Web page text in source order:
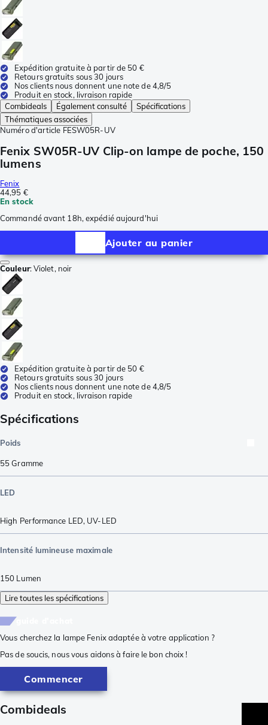
Expédition gratuite à partir de 50 €
Retours gratuits sous 30 jours
Nos clients nous donnent une note de 4,8/5
Produit en stock, livraison rapide
Combideals
Également consulté
Spécifications
Thématiques associées
Numéro d'article FESW05R-UV
Fenix SW05R-UV Clip-on lampe de poche, 150
lumens
Fenix
44,95 €
En stock
Commandé avant 18h, expédié aujourd'hui
Ajouter au panier
Couleur:Violet, noir
Expédition gratuite à partir de 50 €
Retours gratuits sous 30 jours
Nos clients nous donnent une note de 4,8/5
Produit en stock, livraison rapide
Spécifications
Poids
55Gramme
LED
High Performance LED, UV-LED
Intensité lumineuse maximale
150 Lumen
Lire toutes les spécifications
Vous cherchez la lampe Fenix adaptée à votre application ?
Pas de soucis, nous vous aidons à faire le bon choix !
Commencer
Combideals